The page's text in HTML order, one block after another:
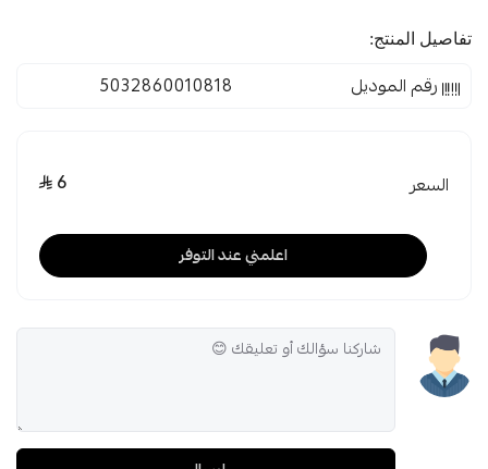
تفاصيل المنتج:
رقم الموديل 5032860010818
السعر 6
اعلمني عند التوفر